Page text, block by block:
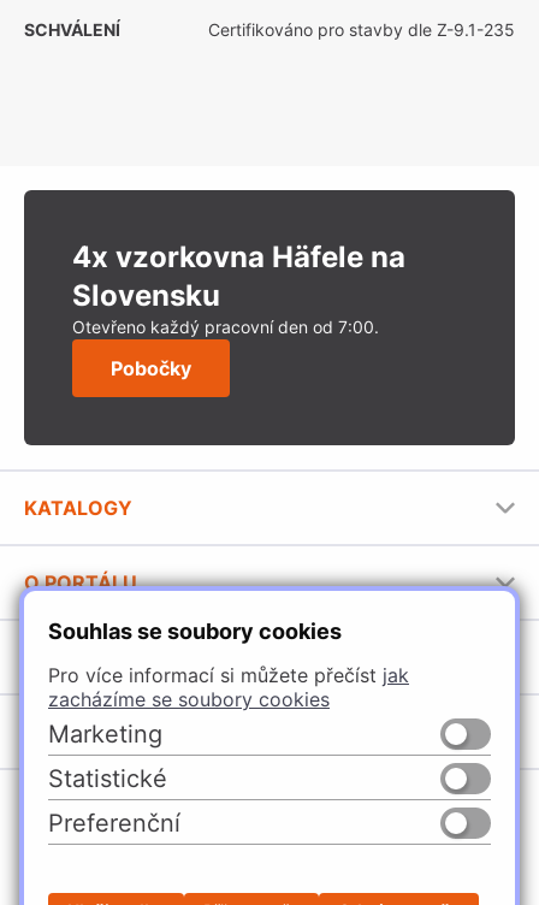
Souhlas se soubory cookies
Pro více informací si můžete přečíst jak
zacházíme se soubory cookies
Marketing
Statistické
Preferenční
SCHVÁLENÍ Certifikováno pro stavby dle Z-9.1-235
4x vzorkovna Häfele na
Slovensku
Otevřeno každý pracovní den od 7:00.
Pobočky
KATALOGY
Stavební katalog Häfele
Brožury Häfele
O PORTÁLU
Provozovatel portálu
Jak používat portál
Úchytky
Nábytkové kování
Vybavení kuchyní
Osvětlení a elektro
POBOČKY
Špačince
Žilina
Sielnica